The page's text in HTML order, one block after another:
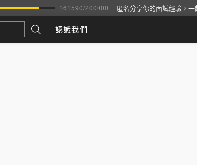
161590/200000 匿名分享你的面試經驗，
認識我們